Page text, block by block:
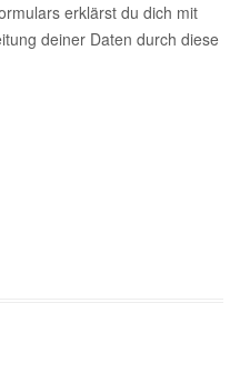
erklärst du dich mit
deiner Daten durch diese